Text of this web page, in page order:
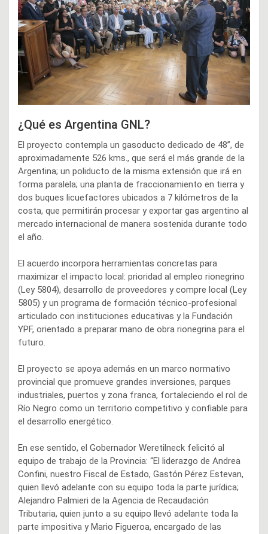
¿Qué es Argentina GNL?
El proyecto contempla un gasoducto dedicado de 48”, de
aproximadamente 526 kms., que será el más grande de la
Argentina; un poliducto de la misma extensión que irá en
forma paralela; una planta de fraccionamiento en tierra y
dos buques licuefactores ubicados a 7 kilómetros de la
costa, que permitirán procesar y exportar gas argentino al
mercado internacional de manera sostenida durante todo
el año.
El acuerdo incorpora herramientas concretas para
maximizar el impacto local: prioridad al empleo rionegrino
(Ley 5804), desarrollo de proveedores y compre local (Ley
5805) y un programa de formación técnico-profesional
articulado con instituciones educativas y la Fundación
YPF, orientado a preparar mano de obra rionegrina para el
futuro.
El proyecto se apoya además en un marco normativo
provincial que promueve grandes inversiones, parques
industriales, puertos y zona franca, fortaleciendo el rol de
Río Negro como un territorio competitivo y confiable para
el desarrollo energético.
En ese sentido, el Gobernador Weretilneck felicitó al
equipo de trabajo de la Provincia: “El liderazgo de Andrea
Confini, nuestro Fiscal de Estado, Gastón Pérez Estevan,
quien llevó adelante con su equipo toda la parte jurídica;
Alejandro Palmieri de la Agencia de Recaudación
Tributaria, quien junto a su equipo llevó adelante toda la
parte impositiva y Mario Figueroa, encargado de las